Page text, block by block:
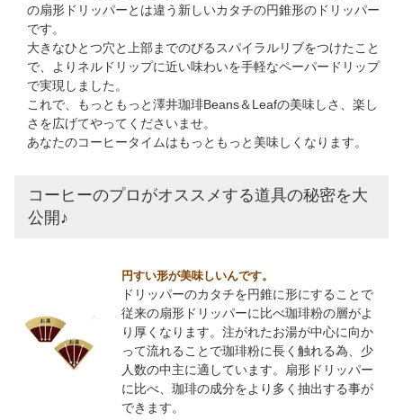
の扇形ドリッパーとは違う新しいカタチの円錐形のドリッパー
です。
大きなひとつ穴と上部までのびるスパイラルリブをつけたこと
で、よりネルドリップに近い味わいを手軽なペーパードリップ
で実現しました。
これで、もっともっと澤井珈琲Beans＆Leafの美味しさ、楽し
さを広げてやってくださいませ。
あなたのコーヒータイムはもっともっと美味しくなります。
コーヒーのプロがオススメする道具の秘密を大
公開♪
円すい形が美味しいんです。
ドリッパーのカタチを円錐に形にすることで
従来の扇形ドリッパーに比べ珈琲粉の層がよ
り厚くなります。注がれたお湯が中心に向か
って流れることで珈琲粉に長く触れる為、少
人数の中主に適しています。扇形ドリッパー
に比べ、珈琲の成分をより多く抽出する事が
できます。